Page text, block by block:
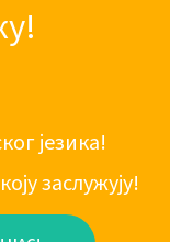
језика!
заслужују!